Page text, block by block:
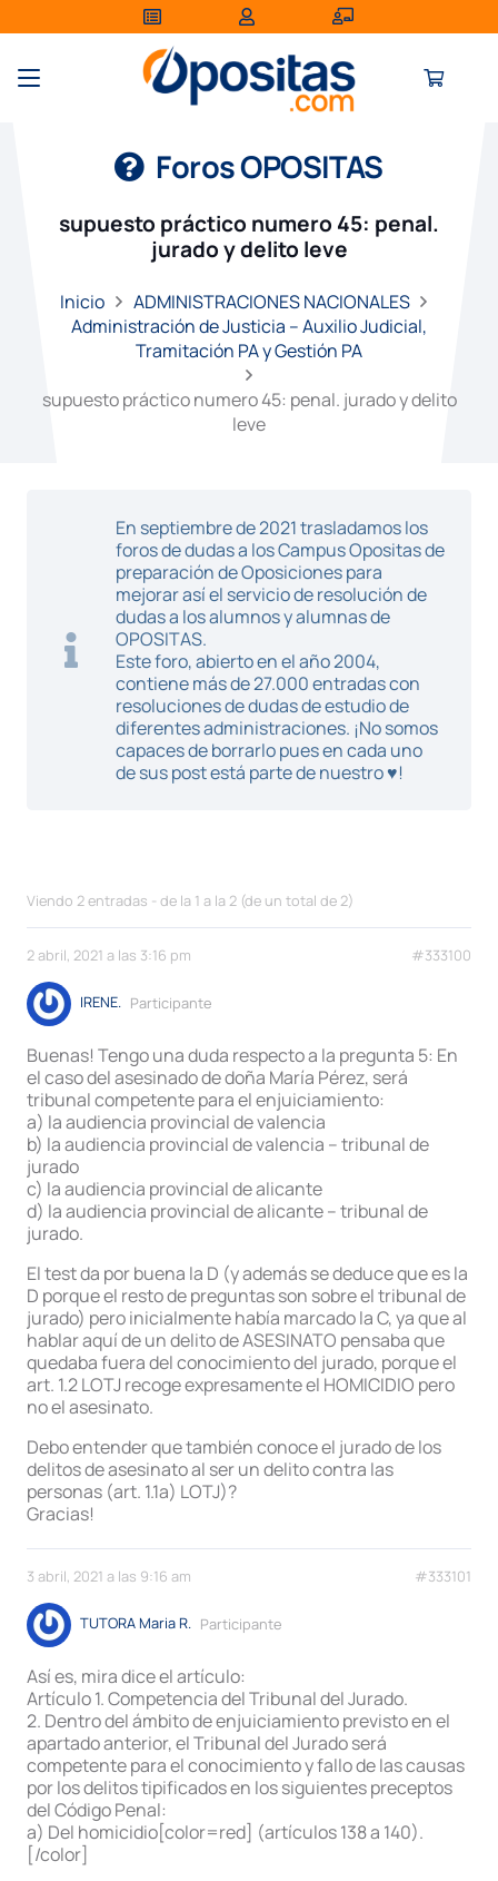
Foros OPOSITAS
supuesto práctico numero 45: penal.
jurado y delito leve
Inicio
ADMINISTRACIONES NACIONALES
Administración de Justicia – Auxilio Judicial,
Tramitación PA y Gestión PA
supuesto práctico numero 45: penal. jurado y delito
leve
En septiembre de 2021 trasladamos los
foros de dudas a los Campus Opositas de
preparación de Oposiciones para
mejorar así el servicio de resolución de
dudas a los alumnos y alumnas de
OPOSITAS.
Este foro, abierto en el año 2004,
contiene más de 27.000 entradas con
resoluciones de dudas de estudio de
diferentes administraciones. ¡No somos
capaces de borrarlo pues en cada uno
de sus post está parte de nuestro ♥!
Viendo 2 entradas - de la 1 a la 2 (de un total de 2)
2 abril, 2021 a las 3:16 pm #333100
IRENE. Participante
Buenas! Tengo una duda respecto a la pregunta 5: En
el caso del asesinado de doña María Pérez, será
tribunal competente para el enjuiciamiento:
a) la audiencia provincial de valencia
b) la audiencia provincial de valencia – tribunal de
jurado
c) la audiencia provincial de alicante
d) la audiencia provincial de alicante – tribunal de
jurado.
El test da por buena la D (y además se deduce que es la
D porque el resto de preguntas son sobre el tribunal de
jurado) pero inicialmente había marcado la C, ya que al
hablar aquí de un delito de ASESINATO pensaba que
quedaba fuera del conocimiento del jurado, porque el
art. 1.2 LOTJ recoge expresamente el HOMICIDIO pero
no el asesinato.
Debo entender que también conoce el jurado de los
delitos de asesinato al ser un delito contra las
personas (art. 1.1a) LOTJ)?
Gracias!
3 abril, 2021 a las 9:16 am #333101
TUTORA Maria R. Participante
Así es, mira dice el artículo:
Artículo 1. Competencia del Tribunal del Jurado.
2. Dentro del ámbito de enjuiciamiento previsto en el
apartado anterior, el Tribunal del Jurado será
competente para el conocimiento y fallo de las causas
por los delitos tipificados en los siguientes preceptos
del Código Penal:
a) Del homicidio[color=red] (artículos 138 a 140).
[/color]